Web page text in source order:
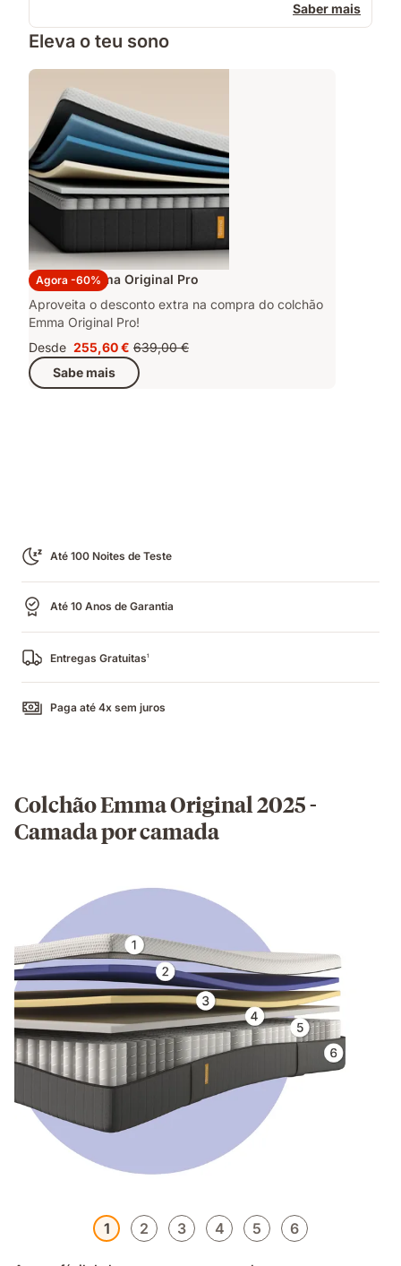
Saber mais
Eleva o teu sono
Agora -60%
Colchão Emma Original Pro
Aproveita o desconto extra na compra do colchão
Emma Original Pro!
Desde Preço
255,60 €
255,60 € Preço
original
639,00 €
639,00 €
Sabe mais
Até 100 Noites de Teste
Até 10 Anos de Garantia
Entregas Gratuitas1
Paga até 4x sem juros
Colchão Emma Original 2025 -
Camada por camada
1 2 3 4 5 6